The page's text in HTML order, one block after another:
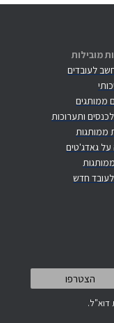
מובילות
לעובדים
ממותגים
ותערוכות
ממותגות
גאדג'טים
חדש
דוא"ל.